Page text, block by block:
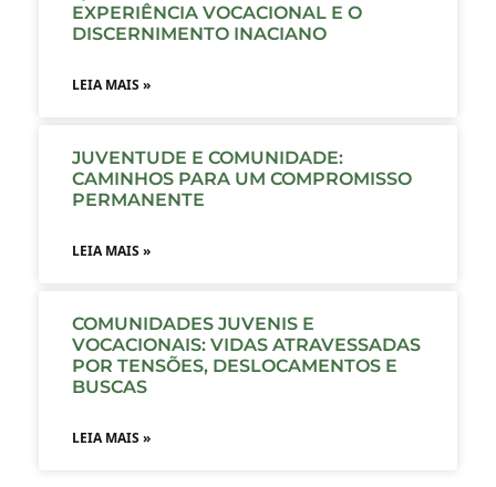
EXPERIÊNCIA VOCACIONAL E O
DISCERNIMENTO INACIANO
LEIA MAIS »
JUVENTUDE E COMUNIDADE:
CAMINHOS PARA UM COMPROMISSO
PERMANENTE
LEIA MAIS »
COMUNIDADES JUVENIS E
VOCACIONAIS: VIDAS ATRAVESSADAS
POR TENSÕES, DESLOCAMENTOS E
BUSCAS
LEIA MAIS »